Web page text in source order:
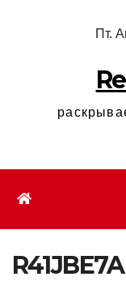
Пт.
R41JBE7A